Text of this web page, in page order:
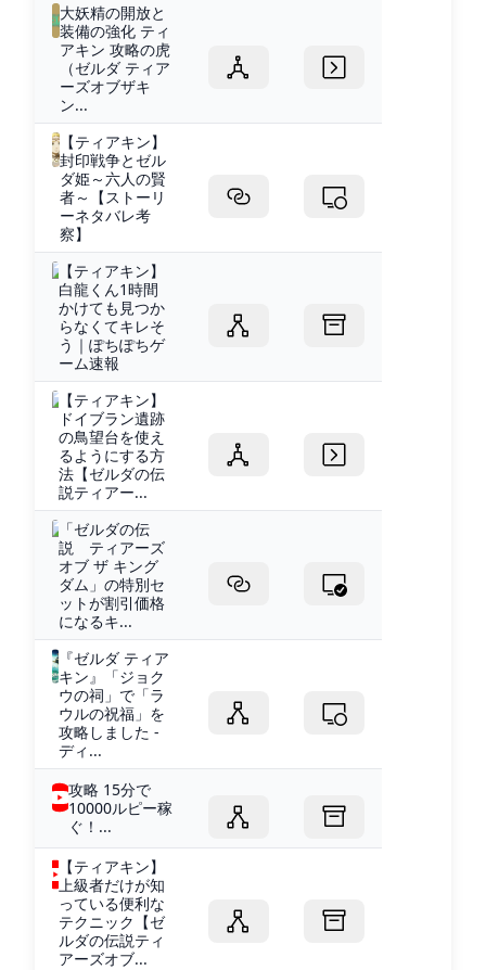
大妖精の開放と
装備の強化 ティ
アキン 攻略の虎
（ゼルダ ティア
ーズオブザキ
ン...
【ティアキン】
封印戦争とゼル
ダ姫～六人の賢
者～【ストーリ
ーネタバレ考
察】
【ティアキン】
白龍くん1時間
かけても見つか
らなくてキレそ
う｜ぽちぽちゲ
ーム速報
【ティアキン】
ドイブラン遺跡
の鳥望台を使え
るようにする方
法【ゼルダの伝
説ティアー...
「ゼルダの伝
説 ティアーズ
オブ ザ キング
ダム」の特別セ
ットが割引価格
になるキ...
『ゼルダ ティア
キン』「ジョク
ウの祠」で「ラ
ウルの祝福」を
攻略しました -
ディ...
攻略 15分で
10000ルピー稼
ぐ！...
【ティアキン】
上級者だけが知
っている便利な
テクニック【ゼ
ルダの伝説ティ
アーズオブ...